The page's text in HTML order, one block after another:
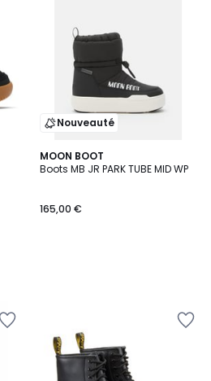
Nouveauté
MOON BOOT
Boots MB JR PARK TUBE MID WP
165,00 €